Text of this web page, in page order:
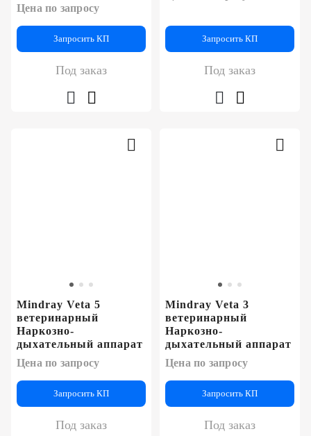
Цена по запросу
Запросить КП
Под заказ
Запросить КП
Под заказ
Mindray Veta 5
ветеринарный
Наркозно-
дыхательный аппарат
Цена по запросу
Запросить КП
Под заказ
Mindray Veta 3
ветеринарный
Наркозно-
дыхательный аппарат
Цена по запросу
Запросить КП
Под заказ